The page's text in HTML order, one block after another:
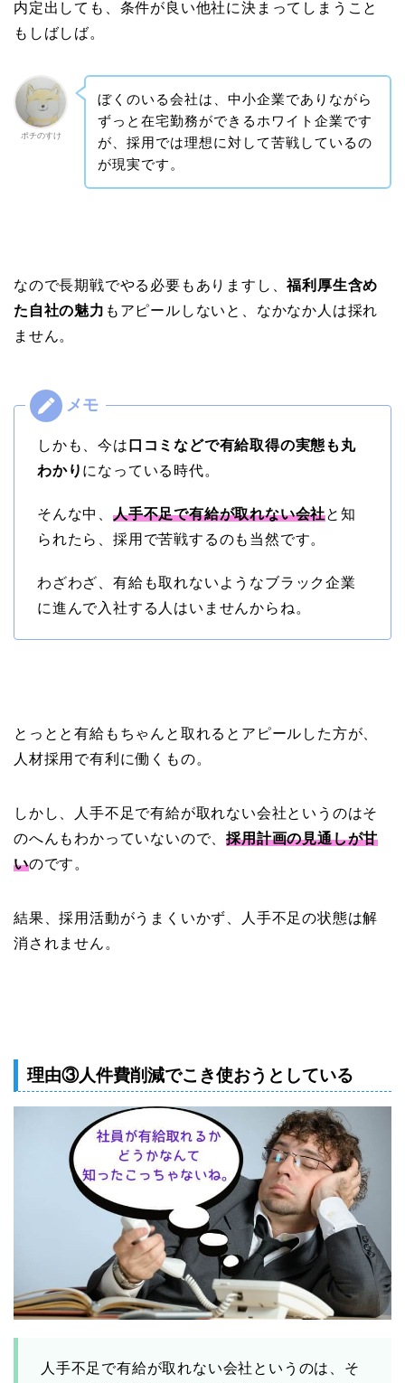
内定出しても、条件が良い他社に決まってしまうこと
もしばしば。
ポチのすけ
ぼくのいる会社は、中小企業でありながら
ずっと在宅勤務ができるホワイト企業です
が、採用では理想に対して苦戦しているの
が現実です。
なので長期戦でやる必要もありますし、福利厚生含め
た自社の魅力 もアピールしないと、なかなか人は採れ
ません。
しかも、今は 口コミなどで有給取得の実態も丸
わかり になっている時代。
そんな中、 人手不足で有給が取れない会社と知
られたら、採用で苦戦するのも当然です。
わざわざ、有給も取れないようなブラック企業
に進んで入社する人はいませんからね。
とっとと有給もちゃんと取れるとアピールした方が、
人材採用で有利に働くもの。
しかし、人手不足で有給が取れない会社というのはそ
のへんもわかっていないので、採用計画の見通しが甘
いのです。
結果、採用活動がうまくいかず、人手不足の状態は解
消されません。
理由③人件費削減でこき使おうとしている
人手不足で有給が取れない会社というのは、そ